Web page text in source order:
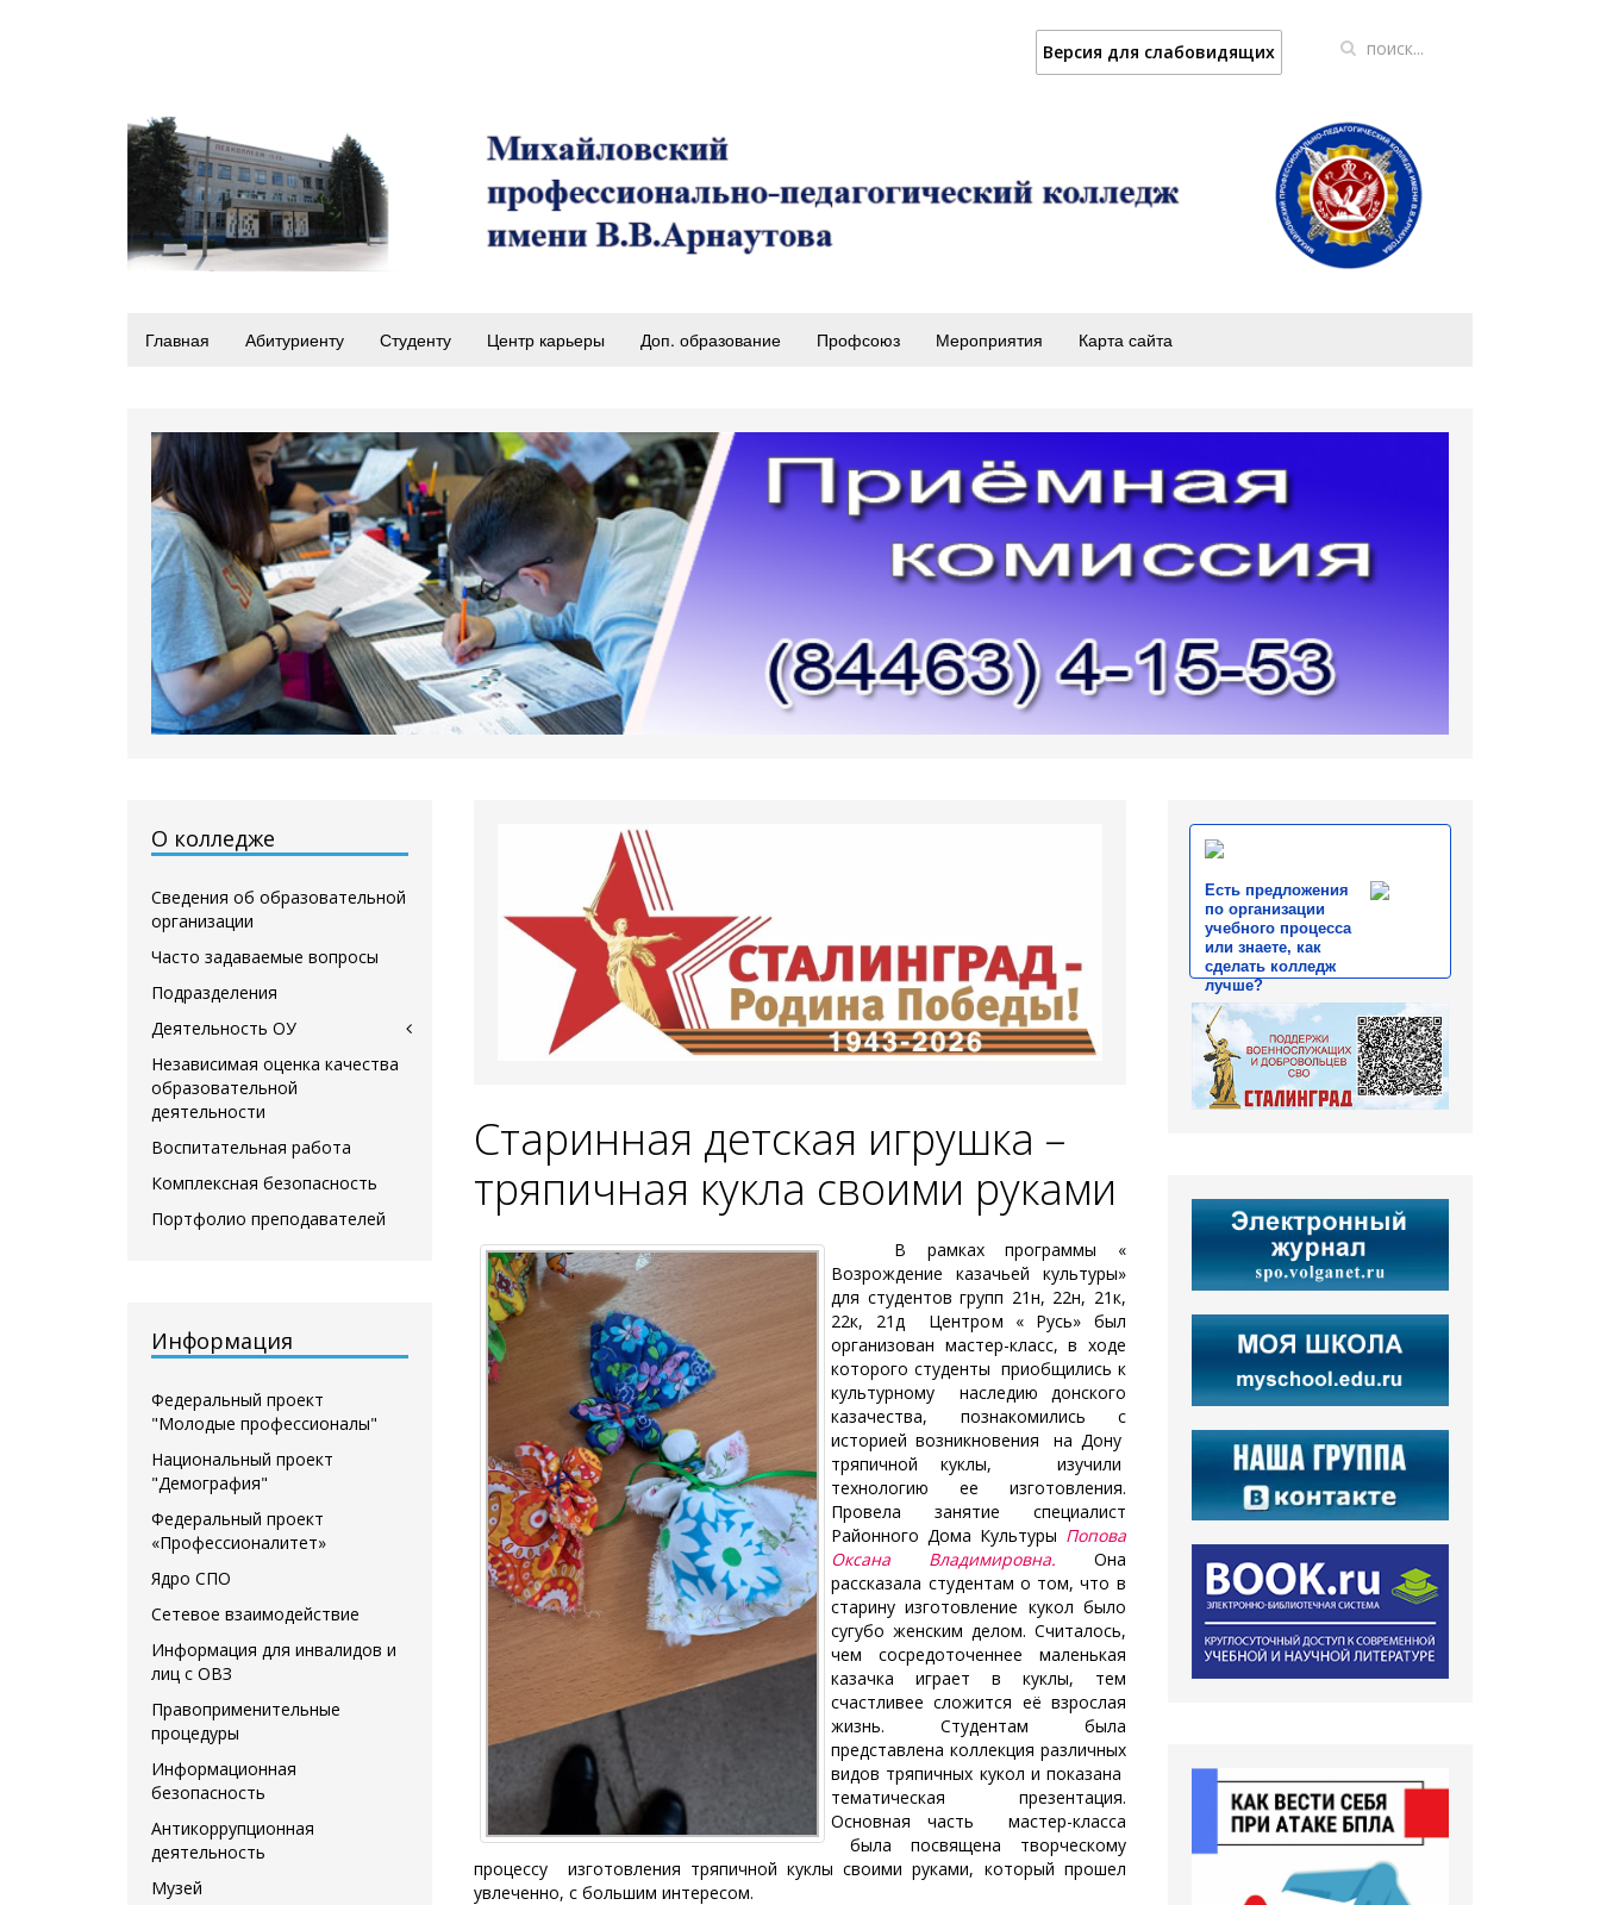
Версия для слабовидящих
Главная Абитуриенту Студенту Центр карьеры Доп. образование Профсоюз Мероприятия Карта сайта
Старинная детская игрушка –
тряпичная кукла своими руками
В рамках программы «
Возрождение казачьей культуры»
для студентов групп 21н, 22н, 21к,
22к, 21д Центром « Русь» был
организован мастер-класс, в ходе
которого студенты приобщились к
культурному наследию донского
казачества, познакомились с
историей возникновения на Дону
тряпичной куклы, изучили
технологию ее изготовления.
Провела занятие специалист
Районного Дома Культуры Попова
Оксана Владимировна. Она
рассказала студентам о том, что в
старину изготовление кукол было
сугубо женским делом. Считалось,
чем сосредоточеннее маленькая
казачка играет в куклы, тем
счастливее сложится её взрослая
жизнь. Студентам была
представлена коллекция различных
видов тряпичных кукол и показана
тематическая презентация.
Основная часть мастер-класса
была посвящена творческому
процессу изготовления тряпичной куклы своими руками, который прошел
увлеченно, с большим интересом.
О колледже
Сведения об образовательной
организации
Часто задаваемые вопросы
Подразделения
Деятельность ОУ
Независимая оценка качества
образовательной
деятельности
Воспитательная работа
Комплексная безопасность
Портфолио преподавателей
Информация
Федеральный проект
"Молодые профессионалы"
Национальный проект
"Демография"
Федеральный проект
«Профессионалитет»
Ядро СПО
Сетевое взаимодействие
Информация для инвалидов и
лиц с ОВЗ
Правоприменительные
процедуры
Информационная
безопасность
Антикоррупционная
деятельность
Музей
Есть предложения
по организации
учебного процесса
или знаете, как
сделать колледж
лучше?